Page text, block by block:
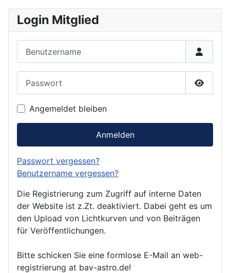
Login Mitglied
Angemeldet bleiben
Anmelden
Passwort vergessen?
Benutzername vergessen?
Die Registrierung zum Zugriff auf interne Daten
der Website ist z.Zt. deaktiviert. Dabei geht es um
den Upload von Lichtkurven und von Beiträgen
für Veröffentlichungen.
Bitte schicken Sie eine formlose E-Mail an web-
registrierung at bav-astro.de!